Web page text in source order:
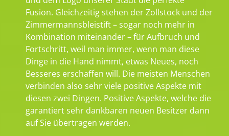
Fusion. Gleichzeitig stehen der Zollstock und der
Zimmermannsbleistift – sogar noch mehr in
Kombination miteinander – für Aufbruch und
Fortschritt, weil man immer, wenn man diese
Dinge in die Hand nimmt, etwas Neues, noch
Besseres erschaffen will. Die meisten Menschen
verbinden also sehr viele positive Aspekte mit
diesen zwei Dingen. Positive Aspekte, welche die
garantiert sehr dankbaren neuen Besitzer dann
auf Sie übertragen werden.